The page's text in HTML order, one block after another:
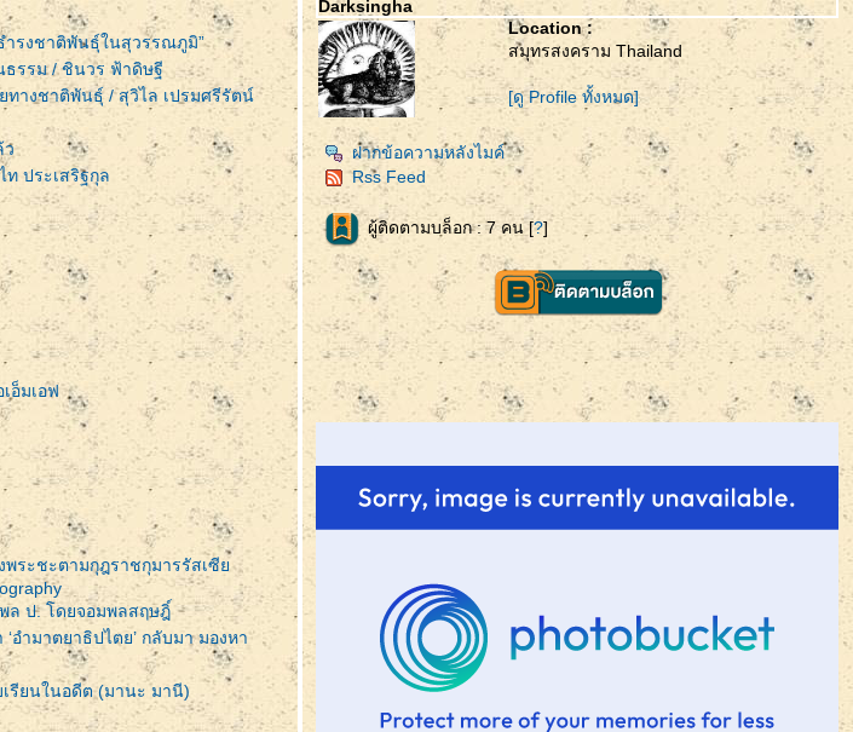
ำรงชาติพันธุ์ในสุวรรณภูมิ”
ธรรม / ชินวร ฟ้าดิษฐี
างชาติพันธุ์ / สุวิไล เปรมศรีรัตน์
ว
ประเสริฐกุล
อ็มเอฟ
พระชะตามกุฎราชกุมารรัสเซี
ล ป. โดยจอมพลสฤษฎิ์
อำมาตยาธิปไตย’ กลับมามองหา
รียนในอดีต (มานะ มานี)
Darksingha
Location :
สมุทรสงคราม Thailand
[ดู Profile ทั้งหมด]
ฝากข้อความหลังไมค์
Rss Feed
ผู้ติดตามบล็อก : 7 คน [?]